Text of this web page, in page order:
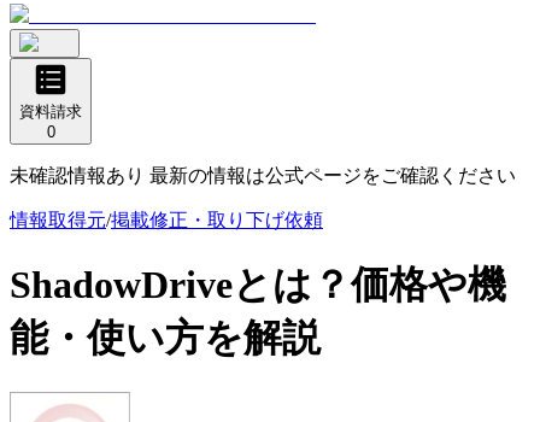
資料請求
0
未確認情報あり 最新の情報は公式ページをご確認ください
情報取得元/掲載修正・取り下げ依頼
ShadowDriveとは？価格や機
能・使い方を解説